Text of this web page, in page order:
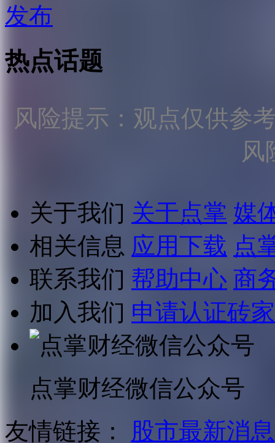
发布
热点话题
风险提示：观点仅供参
风
关于我们 关于点掌 媒
相关信息 应用下载 点
联系我们 帮助中心 商
加入我们 申请认证砖家
点掌财经微信公众号
友情链接：
股市最新消息